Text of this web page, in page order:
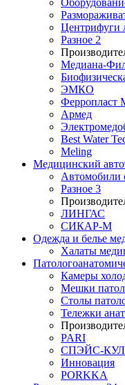
Центрифуги
Разное 2
Медиана-
ЭМКО
Ферропласт
Армед
Best Water
Meling
Медицинский
Автомобили
Разное 3
ЛИНГАС
СИКАР-М
Одежда и белье
Халаты
Камеры
Мешки
Столы
Тележки
PARI
СПЭЙС-КУЛ
Инновация
PORKKA